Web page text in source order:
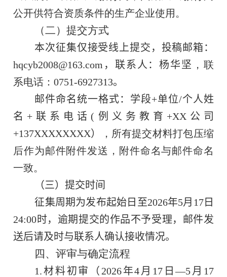
公开供符合资质条件的生产企业使用。
（二）提交方式
本次征集仅接受线上提交，投稿邮箱：
hqcyb2008@163.com ，联系人：杨华坚 ，联
系电话：0751-6927313。
邮件命名统一格式：学段+单位/个人姓
名 + 联系电话 ( 例义务教育 +XX公司
+137XXXXXXXX）
，所有提交材料打包压缩
后作为邮件附件发送，附件命名与邮件命名
一致。
（三）提交时间
征集周期为发布起始日至2026年5月 17日
24:00时，逾期提交的作品不予受理，邮件发
送后请及时与联系人确认接收情况。
四、评审与确定流程
1.材料初审（ 2026年4 月 17日—5 月 17